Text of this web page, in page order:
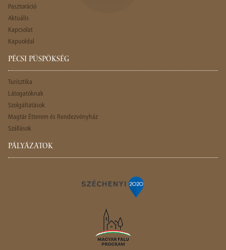
Pasztoráció
Aktuális
Kapcsolat
Kapuoldal
PÉCSI PÜSPÖKSÉG
Turisztika
Látogatóknak
Szolgáltatások
Magtár Étterem és Rendezvényház
Szállások
PÁLYÁZATOK